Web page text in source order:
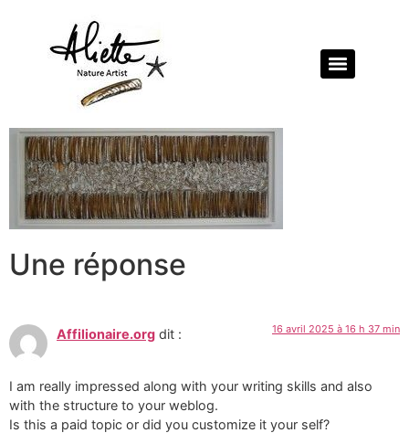
Une réponse
Affilionaire.org dit : 16 avril 2025 à 16 h 37 min
I am really impressed along with your writing skills and also
with the structure to your weblog.
Is this a paid topic or did you customize it your self?